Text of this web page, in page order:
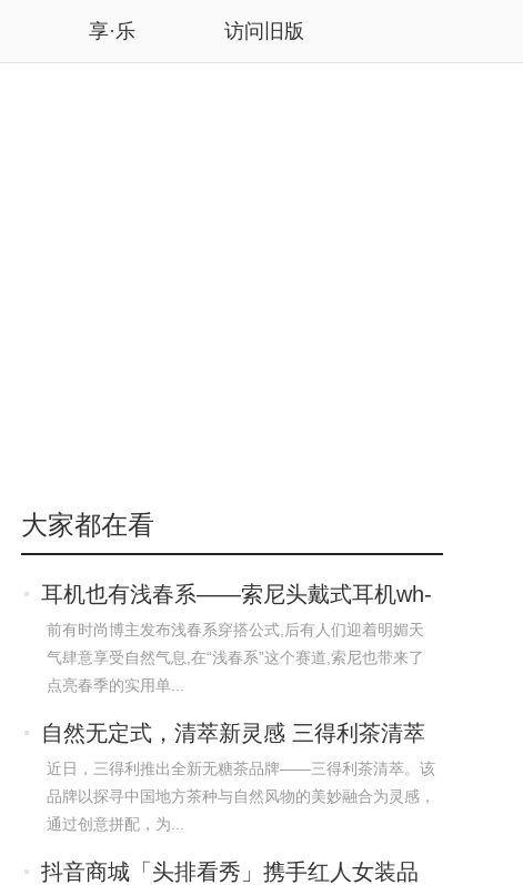
享·乐 访问旧版
大家都在看
耳机也有浅春系——索尼头戴式耳机wh-
ch720
前有时尚博主发布浅春系穿搭公式,后有人们迎着明媚天
气肆意享受自然气息,在“浅春系”这个赛道,索尼也带来了
点亮春季的实用单...
自然无定式，清萃新灵感 三得利茶清萃
枇
近日，三得利推出全新无糖茶品牌——三得利茶清萃。该
品牌以探寻中国地方茶种与自然风物的美妙融合为灵感，
通过创意拼配，为...
抖音商城「头排看秀」携手红人女装品